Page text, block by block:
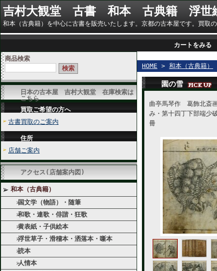
吉村大観堂 古書 和本 古典籍 浮世
和本（古典籍）を中心に古書を販売いたします。京都の古本屋です。
カートをみる
商品検索
日本の古本屋 吉村大観堂 在庫検索は
こちら
買取ご希望の方へ
古書買取のご案内
住所
店舗ご案内
アクセス(店舗案内図)
和本（古典籍）
国文学（物語）・随筆
和歌・連歌・俳諧・狂歌
黄表紙・子供絵本
浮世草子・滑稽本・洒落本・噺本
読本
人情本
HOME > 和本（古典籍）
園の雪
曲亭馬琴作 葛飾北斎
み・第十四丁下部端
冊